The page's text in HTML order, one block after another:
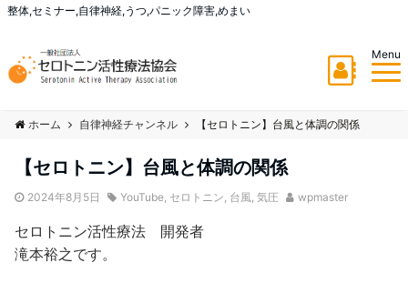
整体,セミナー,自律神経,うつ,パニック障害,めまい
Menu
ホーム 自律神経チャンネル 【セロトニン】台風と体調の関係
【セロトニン】台風と体調の関係
2024年8月5日 YouTube, セロトニン, 台風, 気圧 wpmaster
セロトニン活性療法 開発者
滝本裕之です。